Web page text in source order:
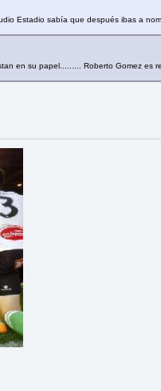
Estadio sabía que después ibas a
en su papel......... Roberto Gomez es